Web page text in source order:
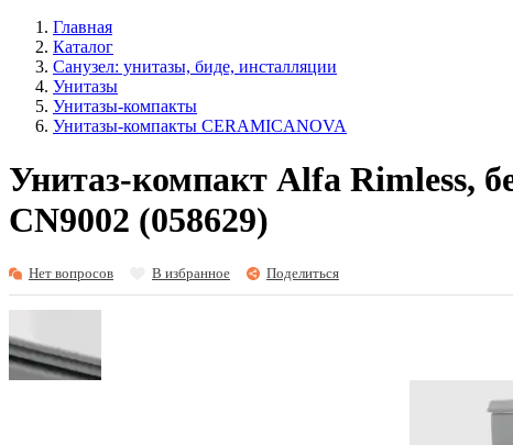
Главная
Каталог
Санузел: унитазы, биде, инсталляции
Унитазы
Унитазы-компакты
Унитазы-компакты CERAMICANOVA
Унитаз-компакт Alfa Rimless,
CN9002 (058629)
Нет вопросов В избранное Поделиться